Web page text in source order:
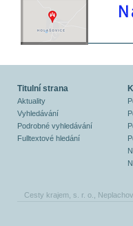
Titulní strana
Aktuality
Vyhledávání
Podrobné vyhledávání
Fulltextové hledání
Cesty krajem, s. r. o.,